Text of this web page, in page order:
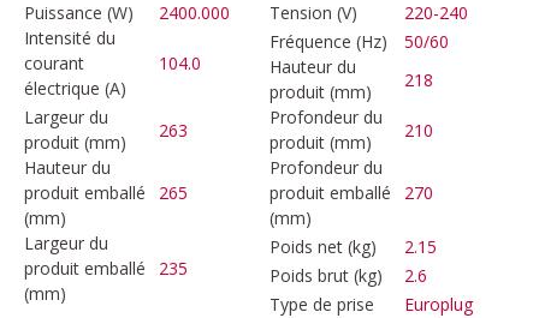
Puissance (W) 2400.000 Tension (V)
220-240
Intensité du
courant
électrique (A)
104.0
Fréquence (Hz)
50/60
Hauteur du
produit (mm)
218
Largeur du
produit (mm)
263
Profondeur du
produit (mm)
210
Hauteur du
produit emballé
(mm)
265
Profondeur du
produit emballé
(mm)
270
Largeur du
produit emballé
(mm)
235
Poids net (kg)
2.15
Poids brut (kg)
2.6
Type de prise
Europlug